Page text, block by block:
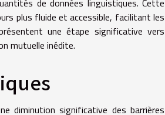
plus fluide et accessible, facilitant les
une étape significative vers
mutuelle inédite.
diminution significative des barrières